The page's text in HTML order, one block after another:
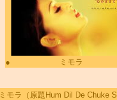
● ミモラ
ミモラ（原題Hum Dil De Chuke